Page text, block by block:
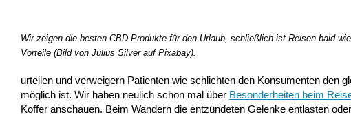
Wir zeigen die besten CBD Produkte für den Urlaub, schließlich ist Reisen bald
Vorteile (Bild von Julius Silver auf Pixabay).
urteilen und verweigern Patienten wie schlichten den Konsumenten den
möglich ist. Wir haben neulich schon mal über Besonderheiten beim
Koffer anschauen. Beim Wandern die entzündeten Gelenke entlasten